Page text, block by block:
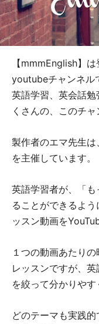
【mmmEnglish】
youtubeチャンネル
英語学習、英会話
くさんの、このチャ
製作者のエマ先生
を主催しています。
英語学習者が、「
ることができるよ
ッスン動画を
１つの動画あたり
レッスンですが、
を絞って分かりやす
どのテーマも実践的